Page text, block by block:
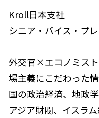
Kroll日本支社
シニア・バイス・プ
外交官×エコノミス
場主義にこだわった
国の政治経済、地政
アジア財閥、イスラ